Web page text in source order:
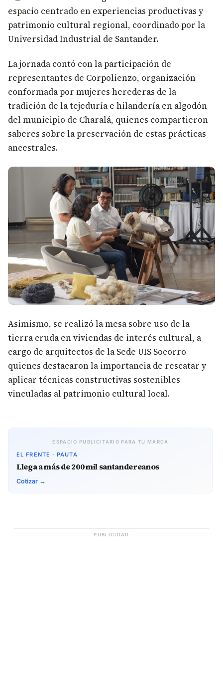
espacio centrado en experiencias productivas y
patrimonio cultural regional, coordinado por la
Universidad Industrial de Santander.
La jornada contó con la participación de
representantes de Corpolienzo, organización
conformada por mujeres herederas de la
tradición de la tejeduría e hilandería en algodón
del municipio de Charalá, quienes compartieron
saberes sobre la preservación de estas prácticas
ancestrales.
Asimismo, se realizó la mesa sobre uso de la
tierra cruda en viviendas de interés cultural, a
cargo de arquitectos de la Sede UIS Socorro
quienes destacaron la importancia de rescatar y
aplicar técnicas constructivas sostenibles
vinculadas al patrimonio cultural local.
ESPACIO PUBLICITARIO PARA TU MARCA
EL FRENTE · PAUTA
Llega a más de 200 mil santandereanos
Cotizar →
PUBLICIDAD